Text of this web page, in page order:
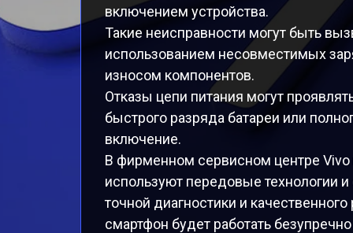
включением устройства.
Такие неисправности могут быть
использованием несовместимых
износом компонентов.
Отказы цепи питания могут
быстрого разряда батареи или
включение.
В фирменном сервисном центре
используют передовые технологии
точной диагностики и
смартфон будет работать